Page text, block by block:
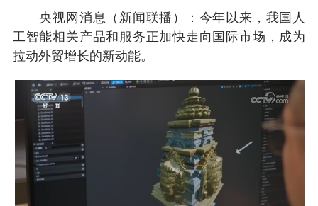
央视网消息（新闻联播）：今年以来，我国人
工智能相关产品和服务正加快走向国际市场，成为
拉动外贸增长的新动能。